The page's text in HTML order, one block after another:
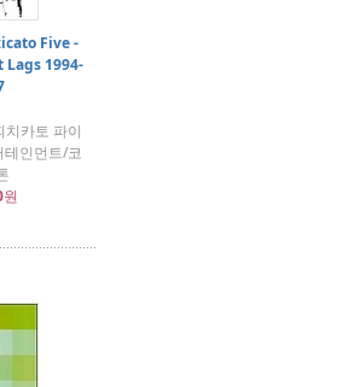
Five -
Lags 1994-
치카토 파이
인먼트/코
원